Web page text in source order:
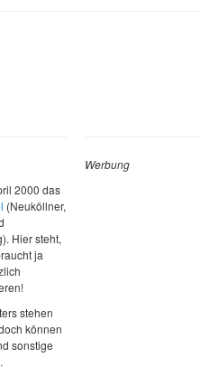
2000 das
(Neuköllner,
Hier steht,
ja
stehen
können
sonstige
Werbung